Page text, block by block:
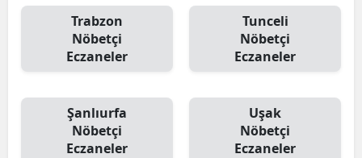
Trabzon
Nöbetçi
Eczaneler
Tunceli
Nöbetçi
Eczaneler
Şanlıurfa
Nöbetçi
Eczaneler
Uşak
Nöbetçi
Eczaneler